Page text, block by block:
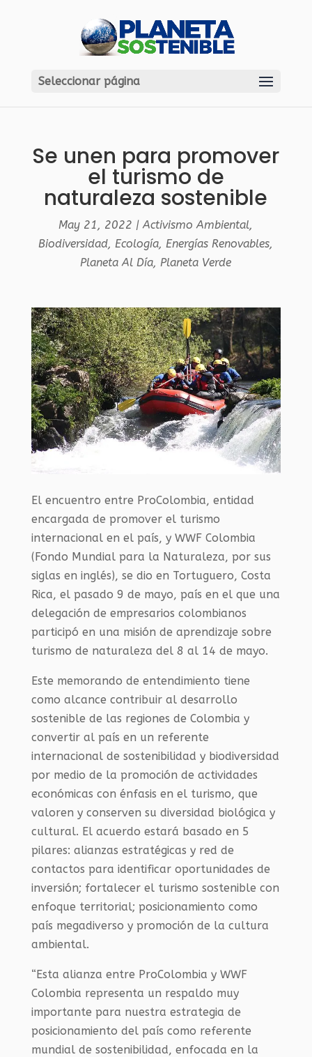
Seleccionar página
Se unen para promover
el turismo de
naturaleza sostenible
May 21, 2022 |Activismo Ambiental,
Biodiversidad,Ecología,Energías Renovables,
Planeta Al Día,Planeta Verde
El encuentro entre ProColombia, entidad
encargada de promover el turismo
internacional en el país, y WWF Colombia
(Fondo Mundial para la Naturaleza, por sus
siglas en inglés), se dio en Tortuguero, Costa
Rica, el pasado 9 de mayo, país en el que una
delegación de empresarios colombianos
participó en una misión de aprendizaje sobre
turismo de naturaleza del 8 al 14 de mayo.
Este memorando de entendimiento tiene
como alcance contribuir al desarrollo
sostenible de las regiones de Colombia y
convertir al país en un referente
internacional de sostenibilidad y biodiversidad
por medio de la promoción de actividades
económicas con énfasis en el turismo, que
valoren y conserven su diversidad biológica y
cultural. El acuerdo estará basado en 5
pilares: alianzas estratégicas y red de
contactos para identificar oportunidades de
inversión; fortalecer el turismo sostenible con
enfoque territorial; posicionamiento como
país megadiverso y promoción de la cultura
ambiental.
“Esta alianza entre ProColombia y WWF
Colombia representa un respaldo muy
importante para nuestra estrategia de
posicionamiento del país como referente
mundial de sostenibilidad, enfocada en la